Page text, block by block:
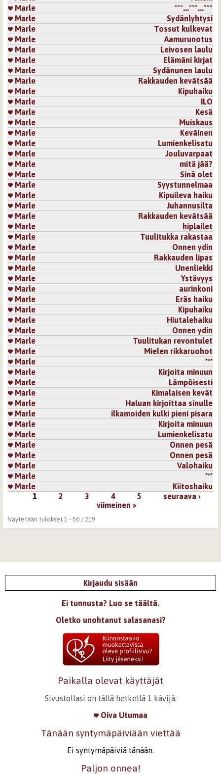
Marle
°°°...°°°...°°°
Marle
Sydänlyhtysi
Marle
Tossut kulkevat
Marle
Aamurunotus
Marle
Leivosen laulu
Marle
Elämäni kirjat
Marle
Sydänunen laulu
Marle
Rakkauden kevätsää
Marle
Kipuhaiku
Marle
ILO
Marle
Kesä
Marle
Muiskaus
Marle
Keväinen
Marle
Lumienkelisatu
Marle
Jouluvarpaat
Marle
mitä jää?
Marle
Sinä olet
Marle
Syystunnelmaa
Marle
Kipuileva haiku
Marle
Juhannusilta
Marle
Rakkauden kevätsää
Marle
hiplailet
Marle
Tuulitukka rakastaa
Marle
Onnen ydin
Marle
Rakkauden lipas
Marle
Unenliekki
Marle
Ystävyys
Marle
aurinkoni
Marle
Eräs haiku
Marle
Kipuhaiku
Marle
Hiutalehaiku
Marle
Onnen ydin
Marle
Tuulitukan revontulet
Marle
Mielen rikkaruohot
Marle
***
Marle
Kirjoita minuun
Marle
Lämpöisesti
Marle
Kimalaisen kevät
Marle
Haluan kirjoittaa sinulle
Marle
ilkamoiden kulki pieni pisara
Marle
Kirjoita minuun
Marle
Lumienkelisatu
Marle
Onnen pesä
Marle
Onnen pesä
Marle
Valohaiku
Marle
***
Marle
Kiitoshaiku
1 2 3 4 5
seuraava ›
viimeinen »
Näytetään tulokset 1 - 50 / 219
Kirjaudu sisään
Ei tunnusta? Luo se täältä.
Oletko unohtanut salasanasi?
Paikalla olevat käyttäjät
Sivustollasi on tällä hetkellä 1 kävijä.
Oiva Utumaa
Tänään syntymäpäiviään viettää
Ei syntymäpäiviä tänään.
Paljon onnea!